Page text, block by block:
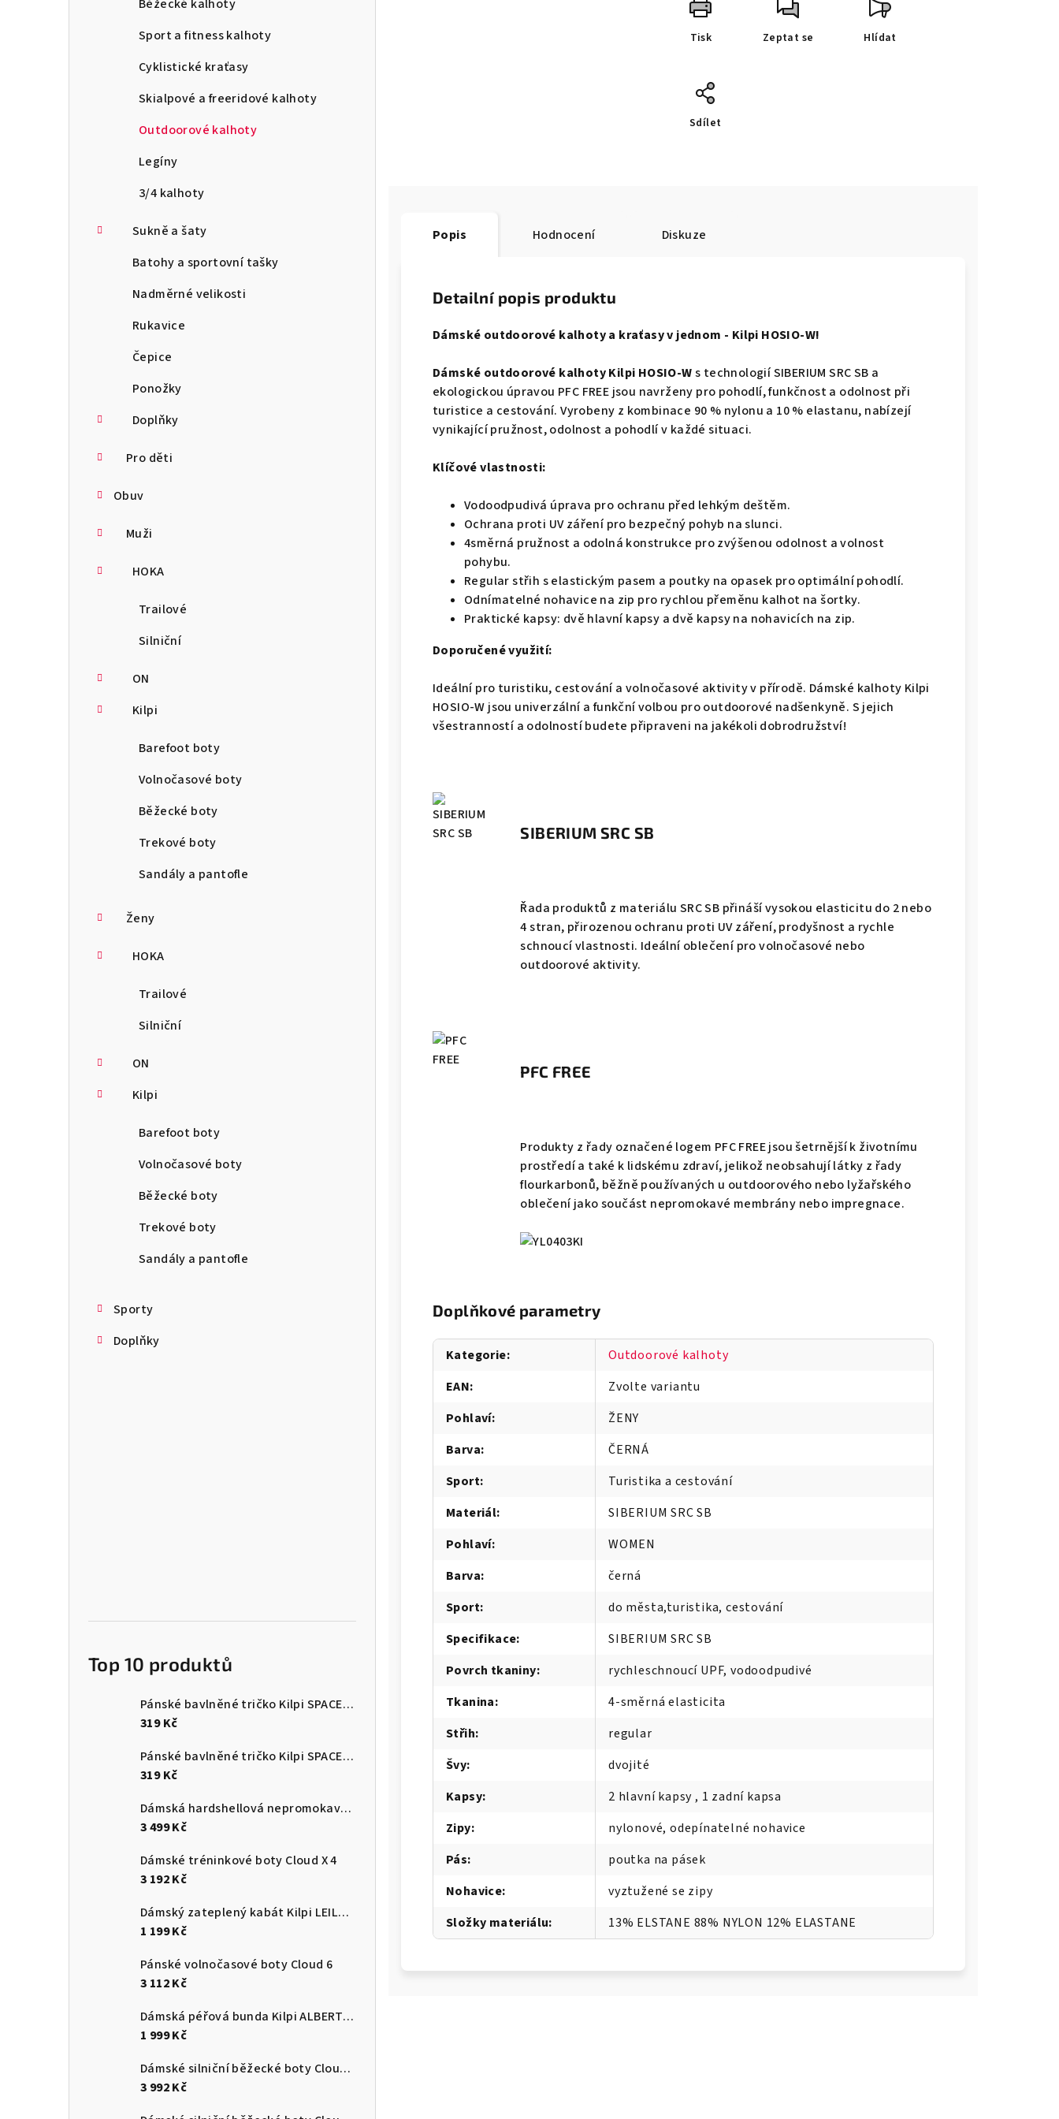
Běžecké kalhoty
Sport a fitness kalhoty
Cyklistické kraťasy
Skialpové a freeridové kalhoty
Outdoorové kalhoty
Legíny
3/4 kalhoty
Sukně a šaty
Batohy a sportovní tašky
Nadměrné velikosti
Rukavice
Čepice
Ponožky
Doplňky
Pro děti
Obuv
Muži
HOKA
Trailové
Silniční
ON
Kilpi
Barefoot boty
Volnočasové boty
Běžecké boty
Trekové boty
Sandály a pantofle
Ženy
HOKA
Trailové
Silniční
ON
Kilpi
Barefoot boty
Volnočasové boty
Běžecké boty
Trekové boty
Sandály a pantofle
Sporty
Doplňky
Top 10 produktů
Pánské bavlněné tričko Kilpi SPACER-M
319 Kč
Pánské bavlněné tričko Kilpi SPACER-M
319 Kč
Dámská hardshellová nepromokavá bunda Kilpi MAMBA-W
3 499 Kč
Dámské tréninkové boty Cloud X 4
3 192 Kč
Dámský zateplený kabát Kilpi LEILA-W
1 199 Kč
Pánské volnočasové boty Cloud 6
3 112 Kč
Dámská péřová bunda Kilpi ALBERTA-W
1 999 Kč
Dámské silniční běžecké boty Cloudmonster 3
3 992 Kč
Tisk Zeptat se Hlídat
Sdílet
Popis Hodnocení Diskuze
Detailní popis produktu
Dámské outdoorové kalhoty a kraťasy v jednom - Kilpi HOSIO-W!
Dámské outdoorové kalhoty Kilpi HOSIO-Ws technologií SIBERIUM SRC SB a
ekologickou úpravou PFC FREE jsou navrženy pro pohodlí, funkčnost a odolnost při
turistice a cestování. Vyrobeny z kombinace 90 % nylonu a 10 % elastanu, nabízejí
vynikající pružnost, odolnost a pohodlí v každé situaci.
Klíčové vlastnosti:
Vodoodpudivá úprava pro ochranu před lehkým deštěm.
Ochrana proti UV záření pro bezpečný pohyb na slunci.
4směrná pružnost a odolná konstrukce pro zvýšenou odolnost a volnost
pohybu.
Regular střih s elastickým pasem a poutky na opasek pro optimální pohodlí.
Odnímatelné nohavice na zip pro rychlou přeměnu kalhot na šortky.
Praktické kapsy: dvě hlavní kapsy a dvě kapsy na nohavicích na zip.
Doporučené využití:
Ideální pro turistiku, cestování a volnočasové aktivity v přírodě. Dámské kalhoty Kilpi
HOSIO-W jsou univerzální a funkční volbou pro outdoorové nadšenkyně. S jejich
všestranností a odolností budete připraveni na jakékoli dobrodružství!
SIBERIUM SRC SB
Řada produktů z materiálu SRC SB přináší vysokou elasticitu do 2 nebo
4 stran, přirozenou ochranu proti UV záření, prodyšnost a rychle
schnoucí vlastnosti. Ideální oblečení pro volnočasové nebo
outdoorové aktivity.
PFC FREE
Produkty z řady označené logem PFC FREE jsou šetrnější k životnímu
prostředí a také k lidskému zdraví, jelikož neobsahují látky z řady
flourkarbonů, běžně používaných u outdoorového nebo lyžařského
oblečení jako součást nepromokavé membrány nebo impregnace.
Doplňkové parametry
Kategorie:
Outdoorové kalhoty
EAN:
Zvolte variantu
Pohlaví:
ŽENY
Barva:
ČERNÁ
Sport:
Turistika a cestování
Materiál:
SIBERIUM SRC SB
Pohlaví:
WOMEN
Barva:
černá
Sport:
do města,turistika, cestování
Specifikace:
SIBERIUM SRC SB
Povrch tkaniny:
rychleschnoucí UPF, vodoodpudivé
Tkanina:
4-směrná elasticita
Střih:
regular
Švy:
dvojité
Kapsy:
2 hlavní kapsy , 1 zadní kapsa
Zipy:
nylonové, odepínatelné nohavice
Pás:
poutka na pásek
Nohavice:
vyztužené se zipy
Složky materiálu: 13% ELSTANE 88% NYLON 12% ELASTANE